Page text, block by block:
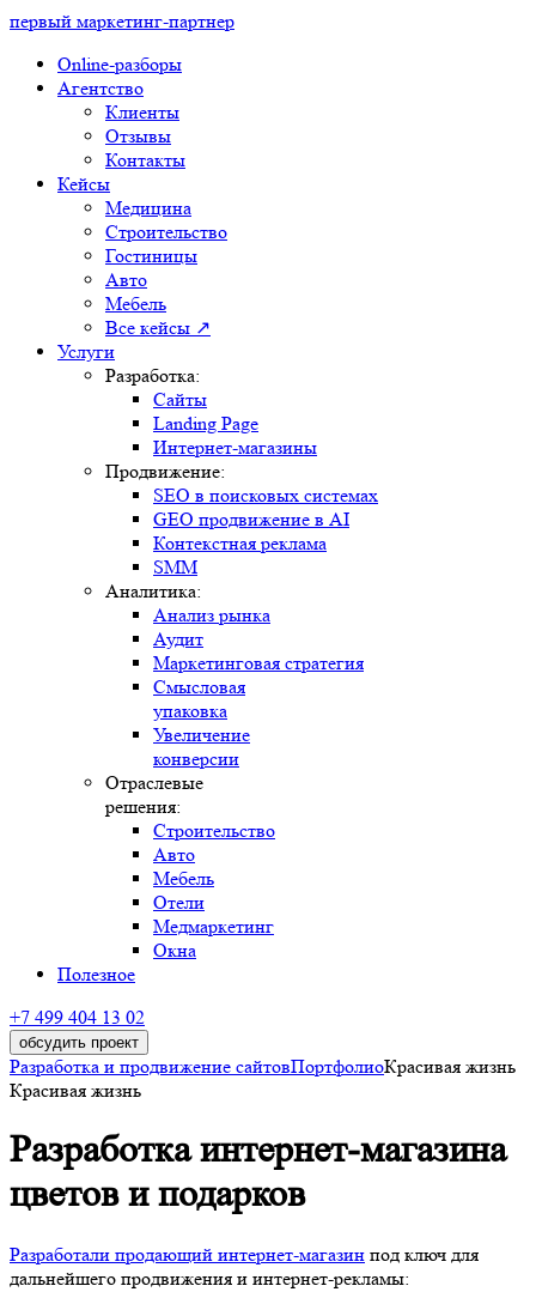
первый маркетинг-партнер
Online-разборы
Агентство
Клиенты
Отзывы
Контакты
Кейсы
Медицина
Строительство
Гостиницы
Авто
Мебель
Все кейсы ↗
Услуги
Разработка:
Сайты
Landing Page
Интернет-магазины
Продвижение:
SEO в поисковых системах
GEO продвижение в AI
Контекстная реклама
SMM
Аналитика:
Анализ рынка
Аудит
Маркетинговая стратегия
Смысловая
упаковка
Увеличение
конверсии
Отраслевые
решения:
Строительство
Авто
Мебель
Отели
Медмаркетинг
Окна
Полезное
+7 499 404 13 02
обсудить проект
Разработка и продвижение сайтов Портфолио
Красивая жизнь
Красивая жизнь
Разработка интернет-магазина
цветов и подарков
Разработали продающий интернет-магазин
дальнейшего продвижения и интернет-рекламы:
Здравствуйте,
хотите, мы перезвоним
Вам за 24 секунды?
Позвоните мне!
Нажимая на кнопку "Позвоните мне
согласие на обработку персональных данных и
принимаюусловия соглашения
00 23 99
Выбрать удобное время звонка